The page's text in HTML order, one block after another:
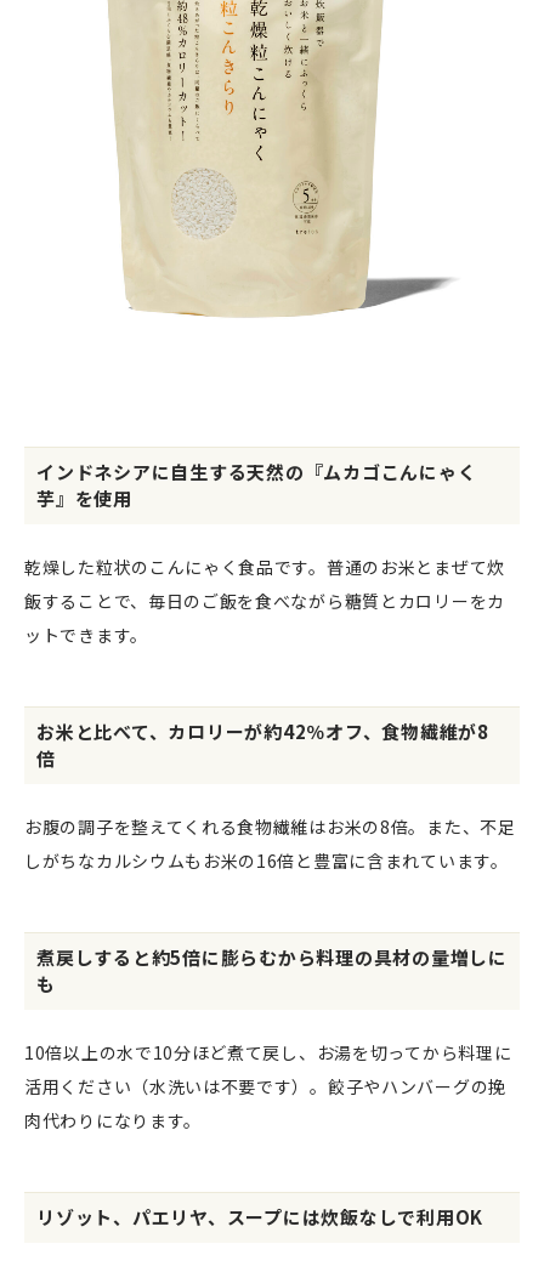
インドネシアに自生する天然の『ムカゴこんにゃく
芋』を使用
乾燥した粒状のこんにゃく食品です。普通のお米とまぜて炊
飯することで、毎日のご飯を食べながら糖質とカロリーをカ
ットできます。
お米と比べて、カロリーが約42％オフ、食物繊維が8
倍
お腹の調子を整えてくれる食物繊維はお米の8倍。また、不足
しがちなカルシウムもお米の16倍と豊富に含まれています。
煮戻しすると約5倍に膨らむから料理の具材の量増しに
も
10倍以上の水で10分ほど煮て戻し、お湯を切ってから料理に
活用ください（水洗いは不要です）。餃子やハンバーグの挽
肉代わりになります。
リゾット、パエリヤ、スープには炊飯なしで利用OK